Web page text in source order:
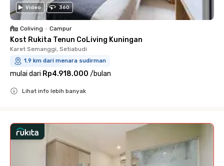
Video 360
Coliving • Campur
Kost Rukita Tenun CoLiving Kuningan
Karet Semanggi, Setiabudi
1.9 km dari menara sudirman
mulai dari Rp4.918.000 /bulan
Lihat info lebih banyak